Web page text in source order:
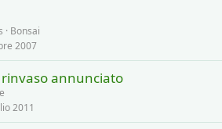
Bonsai
2007
annunciato
2011